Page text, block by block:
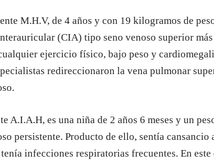
M.H.V, de 4 años y con 19 kilogramos de
(CIA) tipo seno venoso superior
ejercicio físico, bajo peso y
redireccionaron la vena pulmonar
A.I.A.H, es una niña de 2 años 6 meses y un
persistente. Producto de ello, sentía cansancio
infecciones respiratorias frecuentes. En